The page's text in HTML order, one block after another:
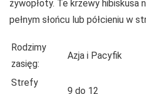
żywopłoty. Te krzewy hibiskusa
pełnym słońcu lub półcieniu w
Rodzimy
zasięg:
Azja i Pacyfik
Strefy
9 do 12